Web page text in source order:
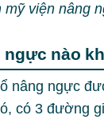
mỹ viện nâng
nào
nâng ngực
có 3 đường